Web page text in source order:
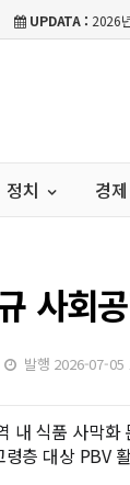
UPDATA : 2026
정치 경제
사회
발행 2026-07-05
내 식품 사막화
층 대상 PBV